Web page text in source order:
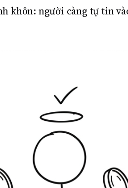
khôn: người càng tự tin